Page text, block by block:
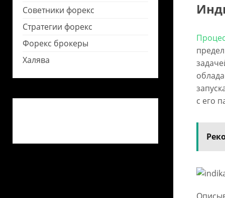
с его
Советники форекс
Стратегии форекс
Форекс брокеры
Халява